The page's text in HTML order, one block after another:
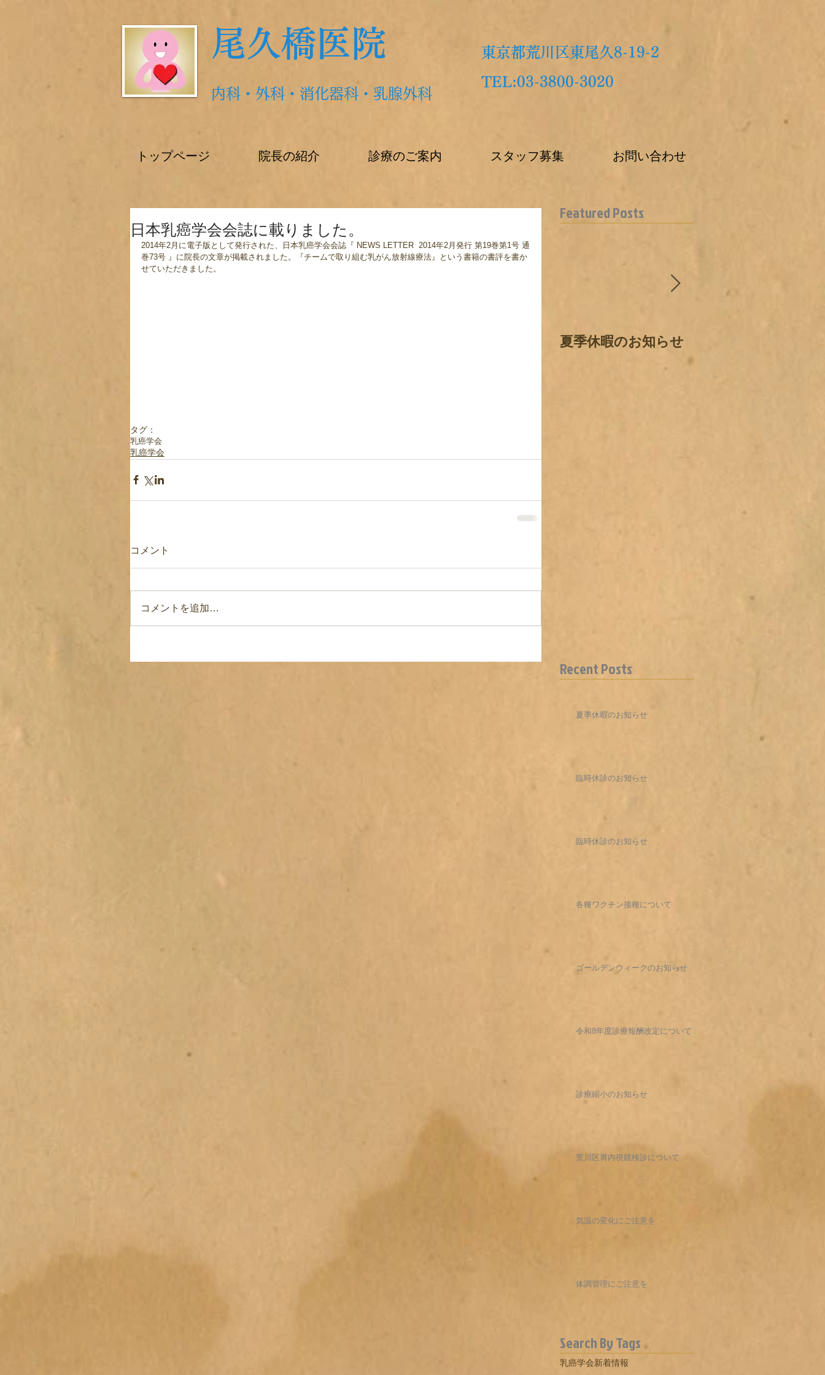
尾久橋医院
内科・外科・消化器科・乳腺外科
東京都荒川区東尾久8-19-2
TEL:03-3800-3020
トップページ 院長の紹介 診療のご案内 スタッフ募集 お問い合わせ
日本乳癌学会会誌に載りました。
2014年2月に電子版として発行された、日本乳癌学会会誌『 NEWS LETTER  2014年2月発行 第19巻第1号 通
巻73号 』に院長の文章が掲載されました。『チームで取り組む乳がん放射線療法』という書籍の書評を書か
せていただきました。
タグ：
乳癌学会
乳癌学会
コメント
コメントを追加…
Featured Posts
夏季休暇のお知らせ
Recent Posts
夏季休暇のお知らせ
臨時休診のお知らせ
臨時休診のお知らせ
各種ワクチン接種について
ゴールデンウィークのお知らせ
令和8年度診療報酬改定について
診療縮小のお知らせ
荒川区胃内視鏡検診について
気温の変化にご注意を
体調管理にご注意を
Search By Tags
乳癌学会新着情報